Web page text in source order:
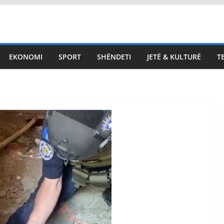
EKONOMI SPORT SHËNDETI JETË & KULTURË
nuk
në anarki
Duhet me ia marrë
qeverinë këtij njeriu të
keq – jo më me
konferenca për media
August 8, 2026